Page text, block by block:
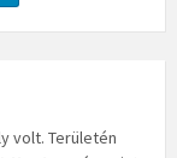
volt. Területén